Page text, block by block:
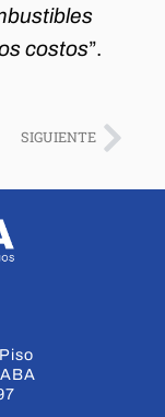
costos”.
SIGUIENTE